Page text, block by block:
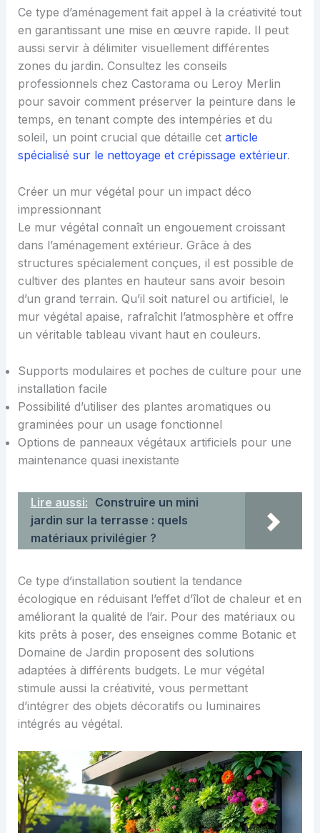
Ce type d’aménagement fait appel à la créativité tout
en garantissant une mise en œuvre rapide. Il peut
aussi servir à délimiter visuellement différentes
zones du jardin. Consultez les conseils
professionnels chez Castorama ou Leroy Merlin
pour savoir comment préserver la peinture dans le
temps, en tenant compte des intempéries et du
soleil, un point crucial que détaille cet article
spécialisé sur le nettoyage et crépissage extérieur.
Créer un mur végétal pour un impact déco
impressionnant
Le mur végétal connaît un engouement croissant
dans l’aménagement extérieur. Grâce à des
structures spécialement conçues, il est possible de
cultiver des plantes en hauteur sans avoir besoin
d’un grand terrain. Qu’il soit naturel ou artificiel, le
mur végétal apaise, rafraîchit l’atmosphère et offre
un véritable tableau vivant haut en couleurs.
Supports modulaires et poches de culture pour une
installation facile
Possibilité d’utiliser des plantes aromatiques ou
graminées pour un usage fonctionnel
Options de panneaux végétaux artificiels pour une
maintenance quasi inexistante
Lire aussi: Construire un mini
jardin sur la terrasse : quels
matériaux privilégier ?
Ce type d’installation soutient la tendance
écologique en réduisant l’effet d’îlot de chaleur et en
améliorant la qualité de l’air. Pour des matériaux ou
kits prêts à poser, des enseignes comme Botanic et
Domaine de Jardin proposent des solutions
adaptées à différents budgets. Le mur végétal
stimule aussi la créativité, vous permettant
d’intégrer des objets décoratifs ou luminaires
intégrés au végétal.